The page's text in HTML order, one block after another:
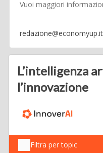
Vuoi maggiori
redazione@economyup.it
L’intelligenza
l’innovazione
Filtra per topic